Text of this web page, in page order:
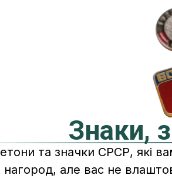
Знаки,
та значки СРСР, які
але вас не